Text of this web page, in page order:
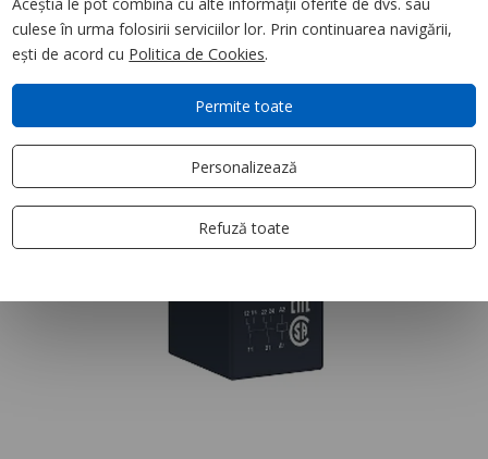
Aceștia le pot combina cu alte informații oferite de dvs. sau
culese în urma folosirii serviciilor lor. Prin continuarea navigării,
ești de acord cu Politica de Cookies.
Permite toate
Personalizează
Refuză toate